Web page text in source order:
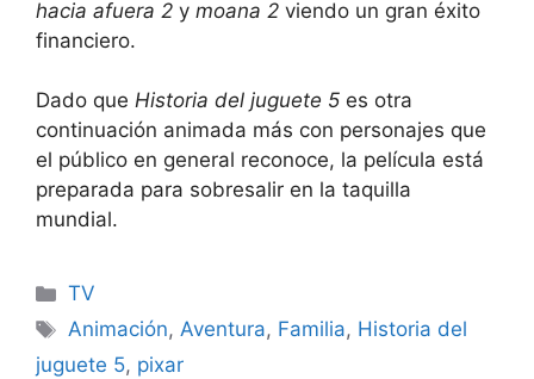
hacia afuera 2 y moana 2 viendo un gran éxito
financiero.
Dado que Historia del juguete 5 es otra
continuación animada más con personajes que
el público en general reconoce, la película está
preparada para sobresalir en la taquilla
mundial.
Categories
TV
Tags
Animación,Aventura, Familia, Historia del
juguete 5, pixar